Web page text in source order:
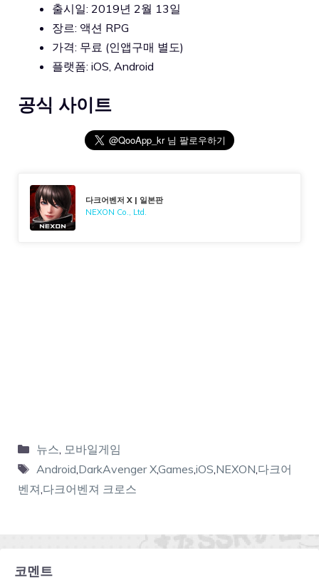
출시일: 2019년 2월 13일
장르: 액션 RPG
가격: 무료 (인앱구매 별도)
플랫폼: iOS, Android
공식 사이트
다크어벤저 X | 일본판
NEXON Co., Ltd.
뉴스 모바일게임
Android DarkAvenger X,Games iOS NEXON 다크어
벤져 다크어벤져 크로스
코멘트